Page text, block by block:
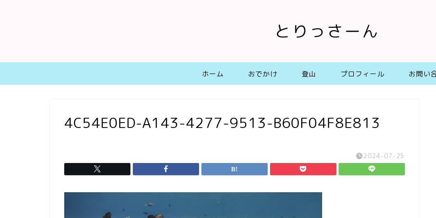
とりっさーん
ホーム おでかけ 登山 プロフィール お問い
4C54E0ED-A143-4277-9513-B60F04F8E813
2024-07-25